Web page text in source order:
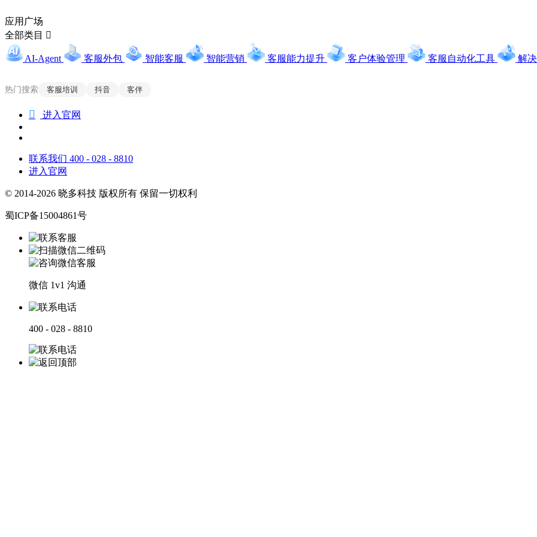
应用广场
全部类目 
AI-Agent 客服外包 智能客服 智能营销 客服能力提升 客户体验管理 客服自动化工具 解
热门搜索 客服培训 抖音 客伴
 进入官网
联系我们 400 - 028 - 8810
进入官网
© 2014-2026 晓多科技 版权所有 保留一切权利
蜀ICP备15004861号
微信 1v1 沟通
400 - 028 - 8810